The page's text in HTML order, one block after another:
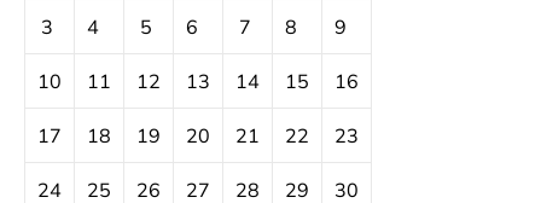
3 4 5 6 7 8 9
10 11 12 13 14 15 16
17 18 19 20 21 22 23
24 25 26 27 28 29 30